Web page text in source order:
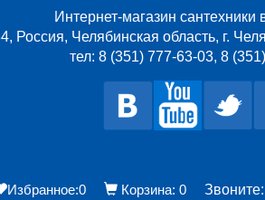
Интернет-магазин сантехники
Россия, Челябинская область, г.
тел: 8 (351) 777-63-03, 8
Избранное:0 Корзина: 0